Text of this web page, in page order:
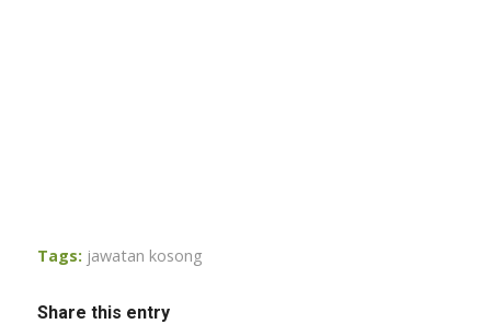
Tags: jawatan kosong
Share this entry